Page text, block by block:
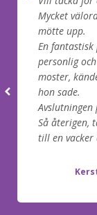
Mycket
mötte upp.
En
personlig
moster,
hon sade.
Så återigen,
till en vacker